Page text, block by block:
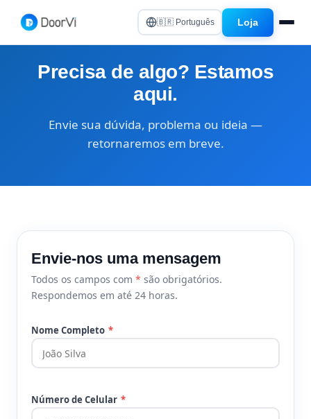
🇧🇷 Português Loja
Precisa de algo? Estamos
aqui.
Envie sua dúvida, problema ou ideia —
retornaremos em breve.
Envie-nos uma mensagem
Todos os campos com * são obrigatórios.
Respondemos em até 24 horas.
Nome Completo *
Número de Celular *